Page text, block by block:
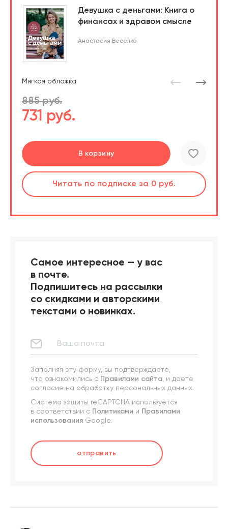
Девушка с деньгами: Книга о
финансах и здравом смысле
Анастасия Веселко
Мягкая обложка
885 руб.
731 руб.
В корзину
В корзине
Читать по подписке за 0 руб.
Перейти
Читать по подписке за 0 руб.
Перейти
Слушатьпо подпискеза 0 руб.
Самое интересное — у вас
в почте.
Подпишитесь на рассылки
со скидками и авторскими
текстами о новинках.
Заполняя эту форму, вы подтверждаете,
что ознакомились с Правилами сайта , и даете
согласие на обработку персональных данных.
Система защиты reCAPTCHA используется
в соответствии с Политиками и Правилами
использования Google.
отправить